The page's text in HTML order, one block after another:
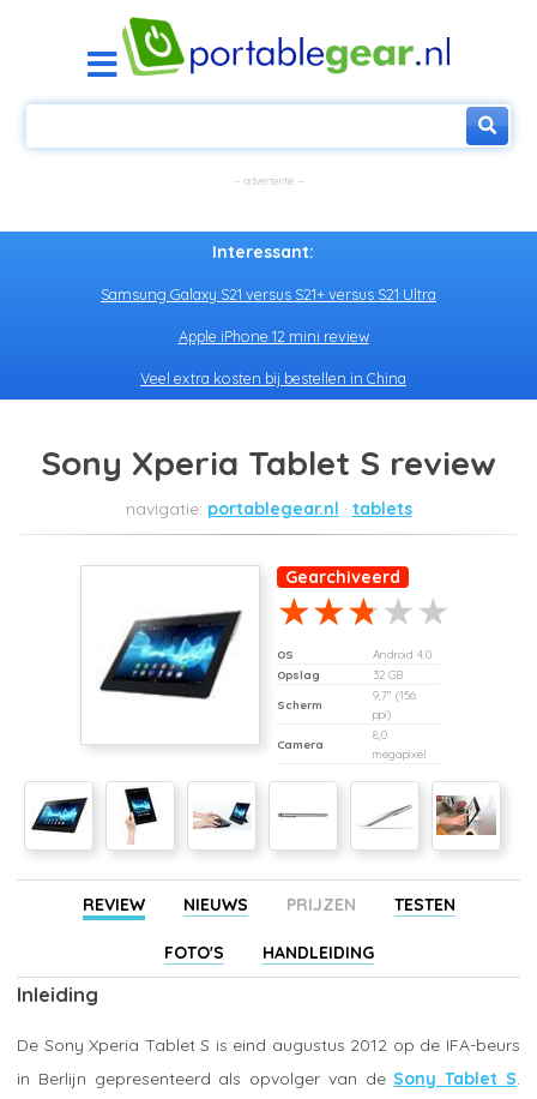
Interessant:
Samsung Galaxy S21 versus S21+ versus S21 Ultra
Apple iPhone 12 mini review
Veel extra kosten bij bestellen in China
Sony Xperia Tablet S review
portablegear.nl tablets
Gearchiveerd
OS
Android 4.0
Opslag
32 GB
Scherm
9,7" (156
ppi)
Camera
8,0
megapixel
REVIEW NIEUWS PRIJZEN TESTEN
FOTO'S HANDLEIDING
Inleiding
De Sony Xperia Tablet S is eind augustus 2012 op de IFA-beurs
in Berlijn gepresenteerd als opvolger van deSony Tablet S